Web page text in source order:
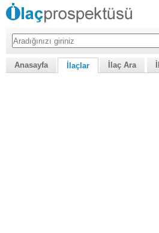
Anasayfa İlaçlar İlaç Ara